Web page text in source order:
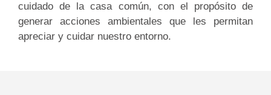
cuidado de la casa común, con el propósito de
generar acciones ambientales que les permitan
apreciar y cuidar nuestro entorno.